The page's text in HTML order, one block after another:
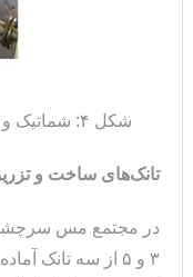
شکل ۴: شماتیک و معرفی سیستم ساخت فلوکولانت
تانک‌های ساخت و تزریق
در مجتمع مس
۳ و ۵ از سه تانک